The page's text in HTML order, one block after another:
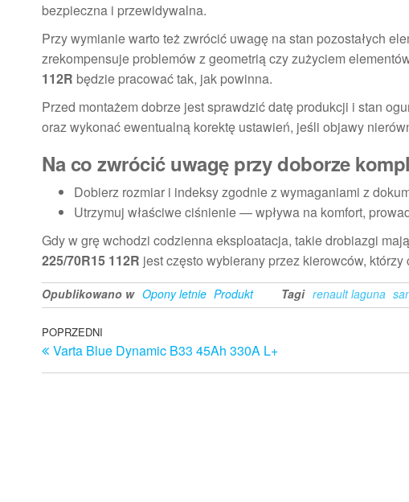
bezpieczna i przewidywalna.
Przy wymianie warto też zwrócić uwagę na stan pozostałych
zrekompensuje problemów z geometrią czy zużyciem
112R będzie pracować tak, jak powinna.
Przed montażem dobrze jest sprawdzić datę produkcji i stan
oraz wykonać ewentualną korektę ustawień, jeśli objawy
Na co zwrócić uwagę przy doborze
Dobierz rozmiar i indeksy zgodnie z wymaganiami z
Utrzymuj właściwe ciśnienie — wpływa na komfort,
Gdy w grę wchodzi codzienna eksploatacja, takie drobiazgi
225/70R15 112R jest często wybierany przez kierowców,
Opublikowano w Opony letnie Produkt Tagi renault laguna
Nawigacja
wpisu
Poprzedni
wpis
POPRZEDNI
Varta Blue Dynamic B33 45Ah 330A L+